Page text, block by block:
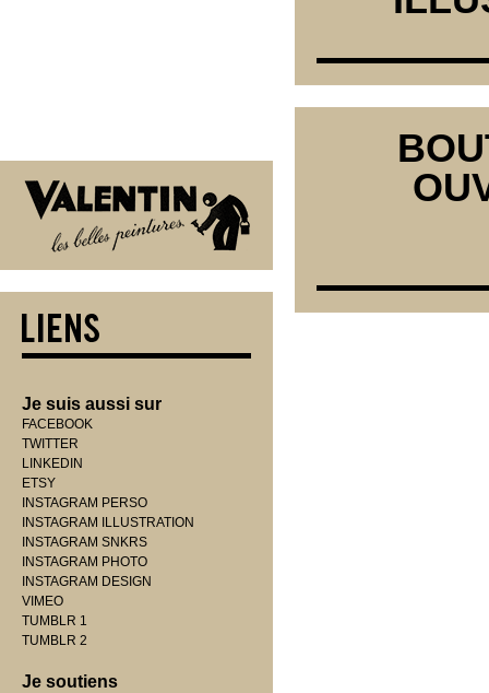
Je suis aussi sur
FACEBOOK
TWITTER
LINKEDIN
ETSY
INSTAGRAM PERSO
INSTAGRAM ILLUSTRATION
INSTAGRAM SNKRS
INSTAGRAM PHOTO
INSTAGRAM DESIGN
VIMEO
TUMBLR 1
TUMBLR 2
Je soutiens